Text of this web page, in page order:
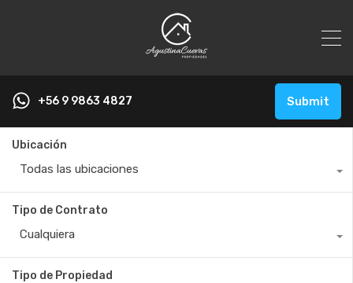
+56 9 9863 4827 Submit
Ubicación
Todas las ubicaciones
Tipo de Contrato
Cualquiera
Tipo de Propiedad